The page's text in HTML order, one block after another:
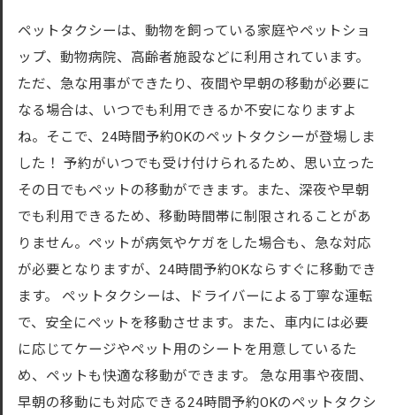
ペットタクシーは、動物を飼っている家庭やペットショ
ップ、動物病院、高齢者施設などに利用されています。
ただ、急な用事ができたり、夜間や早朝の移動が必要に
なる場合は、いつでも利用できるか不安になりますよ
ね。そこで、24時間予約OKのペットタクシーが登場しま
した！ 予約がいつでも受け付けられるため、思い立った
その日でもペットの移動ができます。また、深夜や早朝
でも利用できるため、移動時間帯に制限されることがあ
りません。ペットが病気やケガをした場合も、急な対応
が必要となりますが、24時間予約OKならすぐに移動でき
ます。 ペットタクシーは、ドライバーによる丁寧な運転
で、安全にペットを移動させます。また、車内には必要
に応じてケージやペット用のシートを用意しているた
め、ペットも快適な移動ができます。 急な用事や夜間、
早朝の移動にも対応できる24時間予約OKのペットタクシ